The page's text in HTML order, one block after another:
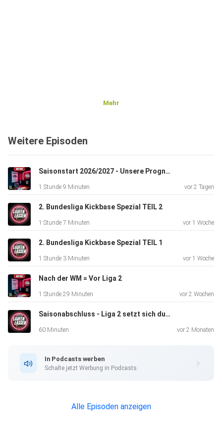
Mehr
Weitere Episoden
Saisonstart 2026/2027 - Unsere Prognosen & Hot Takes
1 Stunde 9 Minuten vor 2 Tagen
2. Bundesliga Kickbase Spezial TEIL 2
1 Stunde 7 Minuten vor 1 Woche
2. Bundesliga Kickbase Spezial TEIL 1
1 Stunde 3 Minuten vor 1 Woche
Nach der WM = Vor Liga 2
1 Stunde 29 Minuten vor 2 Wochen
Saisonabschluss - Liga 2 setzt sich durch
60 Minuten vor 2 Monaten
In Podcasts werben
Schalte jetzt Werbung in Podcasts.
Alle Episoden anzeigen